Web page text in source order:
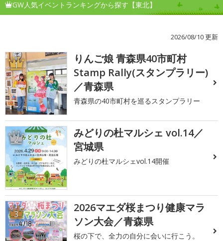
GW人気イベントランキングから探す【東北】
2026/08/10 更新
1
りんご娘 青森県40市町村
Stamp Rally(スタンプラリー)
／青森県
青森県の40市町村を巡るスタンプラリー
2
みどりの杜マルシェ vol.14／
宮城県
みどりの杜マルシェvol.14開催
3
2026マエダ桜まつり健康マラ
ソン大会／青森県
桜の下で、全力の自分に会いに行こう。